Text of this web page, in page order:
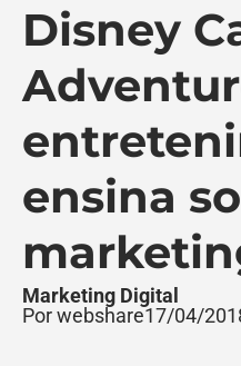
Disney
ensina
Marketing Digital
Por webshare17/04/